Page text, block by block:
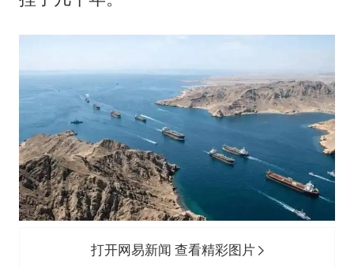
打开网易新闻 查看精彩图片